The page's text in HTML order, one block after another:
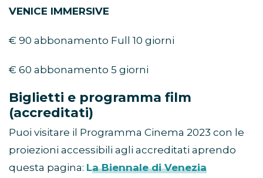
VENICE IMMERSIVE
€ 90 abbonamento Full 10 giorni
€ 60 abbonamento 5 giorni
Biglietti e programma film
(accreditati)
Puoi visitare il Programma Cinema 2023 con le
proiezioni accessibili agli accreditati aprendo
questa pagina: La Biennale di Venezia